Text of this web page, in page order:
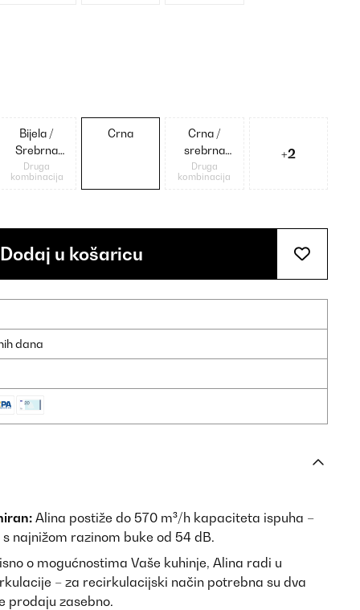
Bijela /
Srebrna
metalik
Druga
kombinacija
Crna
Crna /
srebrna
metalik
Druga
kombinacija
+2
Dodaj u košaricu
dana
Alina postiže do 570 m³/h kapaciteta ispuha –
najnižom razinom buke od 54 dB.
o mogućnostima Vaše kuhinje, Alina radi u
– za recirkulacijski način potrebna su dva
prodaju zasebno.